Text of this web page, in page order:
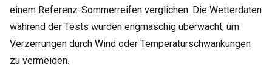
einem Referenz-Sommerreifen verglichen. Die Wetterdaten
während der Tests wurden engmaschig überwacht, um
Verzerrungen durch Wind oder Temperaturschwankungen
zu vermeiden.